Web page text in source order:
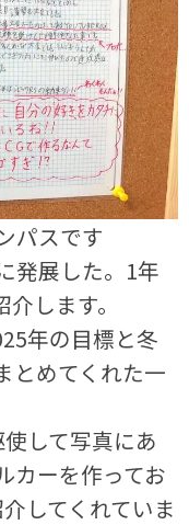
パスです
発展した。1年
します。
年の目標と冬
とめてくれた一
して写真にあ
カーを作ってお
してくれていま